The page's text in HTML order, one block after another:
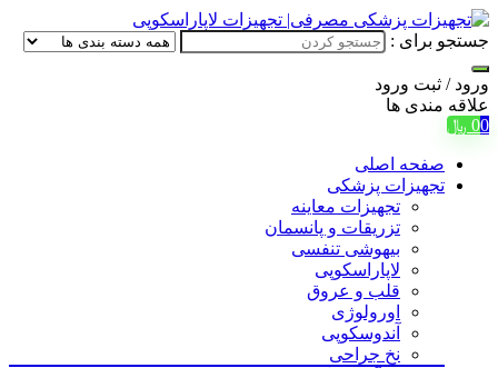
جستجو برای :
ورود / ثبت ورود
علاقه مندی ها
0
0 ﷼
صفحه اصلی
تجهیزات پزشکی
تجهیزات معاینه
تزریقات و پانسمان
بیهوشی تنفسی
لاپاراسکوپی
قلب و عروق
اورولوژی
آندوسکوپی
نخ جراحی